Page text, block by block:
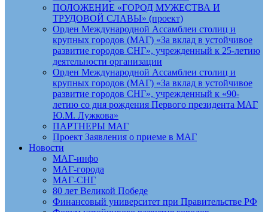
ПОЛОЖЕНИЕ «ГОРОД МУЖЕСТВА И
ТРУДОВОЙ СЛАВЫ» (проект)
Орден Международной Ассамблеи столиц и
крупных городов (МАГ) «За вклад в устойчивое
развитие городов СНГ», учрежденный к 25-летию
деятельности организации
Орден Международной Ассамблеи столиц и
крупных городов (МАГ) «За вклад в устойчивое
развитие городов СНГ», учрежденный к «90-
летию со дня рождения Первого президента МАГ
Ю.М. Лужкова»
ПАРТНЕРЫ МАГ
Проект Заявления о приеме в МАГ
Новости
МАГ-инфо
МАГ-города
МАГ-СНГ
80 лет Великой Победе
Финансовый университет при Правительстве РФ